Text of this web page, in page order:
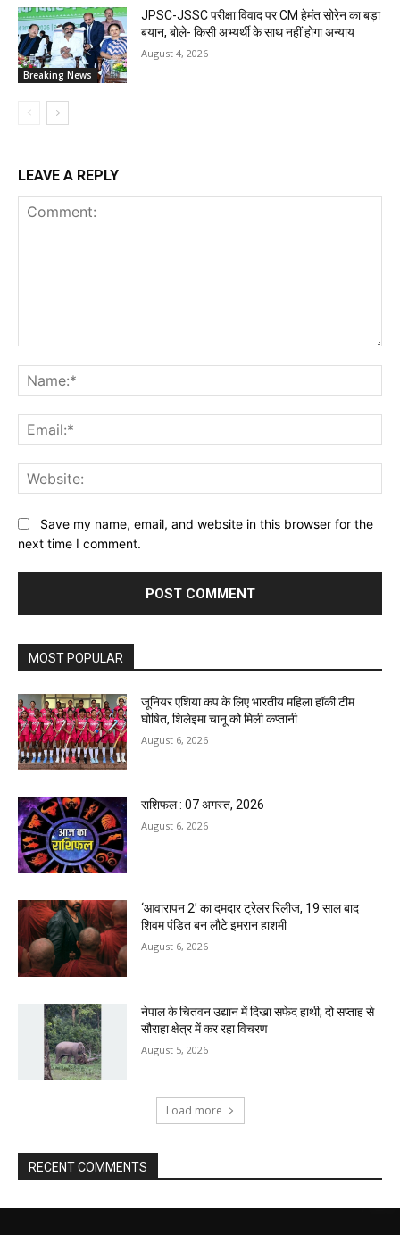
Breaking News
JPSC-JSSC परीक्षा विवाद पर CM हेमंत सोरेन का बड़ा
बयान, बोले- किसी अभ्यर्थी के साथ नहीं होगा अन्याय
August 4, 2026
LEAVE A REPLY
Save my name, email, and website in this browser for the
next time I comment.
MOST POPULAR
जूनियर एशिया कप के लिए भारतीय महिला हॉकी टीम
घोषित, शिलेइमा चानू को मिली कप्तानी
August 6, 2026
राशिफल : 07 अगस्त, 2026
August 6, 2026
‘आवारापन 2’ का दमदार ट्रेलर रिलीज, 19 साल बाद
शिवम पंडित बन लौटे इमरान हाशमी
August 6, 2026
नेपाल के चितवन उद्यान में दिखा सफेद हाथी, दो सप्ताह से
सौराहा क्षेत्र में कर रहा विचरण
August 5, 2026
Load more
RECENT COMMENTS